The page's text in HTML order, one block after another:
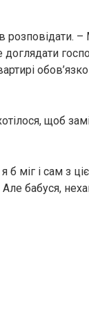
розповідати.
щоб
б міг і сам з
бабуся,